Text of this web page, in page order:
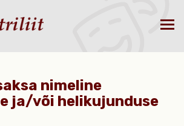
nimeline
ja/või helikujunduse